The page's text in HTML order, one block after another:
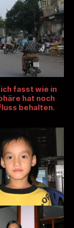
fasst wie in
hat noch
behalten.